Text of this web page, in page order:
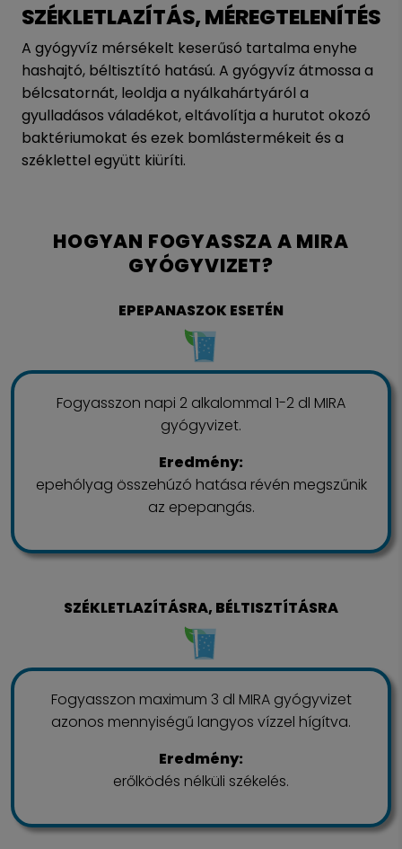
SZÉKLETLAZÍTÁS, MÉREGTELENÍTÉS
A gyógyvíz mérsékelt keserűsó tartalma enyhe
hashajtó, béltisztító hatású. A gyógyvíz átmossa a
bélcsatornát, leoldja a nyálkahártyáról a
gyulladásos váladékot, eltávolítja a hurutot okozó
baktériumokat és ezek bomlástermékeit és a
széklettel együtt kiüríti.
HOGYAN FOGYASSZA A MIRA
GYÓGYVIZET?
EPEPANASZOK ESETÉN
Fogyasszon napi 2 alkalommal 1-2 dl MIRA
gyógyvizet.
Eredmény:
epehólyag összehúzó hatása révén megszűnik
az epepangás.
SZÉKLETLAZÍTÁSRA, BÉLTISZTÍTÁSRA
Fogyasszon maximum 3 dl MIRA gyógyvizet
azonos mennyiségű langyos vízzel hígítva.
Eredmény:
erőlködés nélküli székelés.